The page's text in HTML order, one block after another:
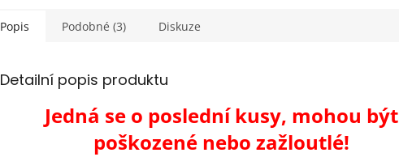
Popis Podobné (3) Diskuze
Detailní popis produktu
Jedná se o poslední kusy, mohou být
poškozené nebo zažloutlé!